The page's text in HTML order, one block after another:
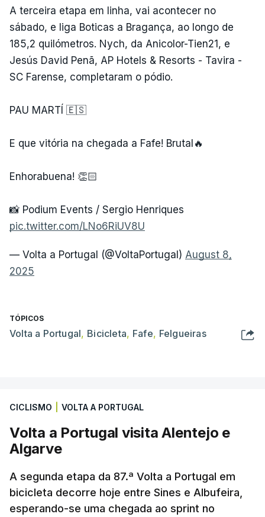
A terceira etapa em linha, vai acontecer no
sábado, e liga Boticas a Bragança, ao longo de
185,2 quilómetros. Nych, da Anicolor-Tien21, e
Jesús David Penã, AP Hotels & Resorts - Tavira -
SC Farense, completaram o pódio.
PAU MARTÍ 🇪🇸
E que vitória na chegada a Fafe! Brutal🔥
Enhorabuena! 👏🏻
📸 Podium Events / Sergio Henriques
pic.twitter.com/LNo6RiUV8U
— Volta a Portugal (@VoltaPortugal) August 8,
2025
TÓPICOS
Volta a Portugal, Bicicleta, Fafe, Felgueiras
CICLISMO VOLTA A PORTUGAL
Volta a Portugal visita Alentejo e
Algarve
A segunda etapa da 87.ª Volta a Portugal em
bicicleta decorre hoje entre Sines e Albufeira,
esperando-se uma chegada ao sprint no